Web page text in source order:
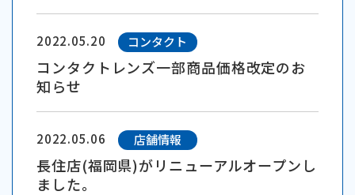
2022.05.20 コンタクト
コンタクトレンズ一部商品価格改定のお
知らせ
2022.05.06 店舗情報
長住店(福岡県)がリニューアルオープンし
ました。